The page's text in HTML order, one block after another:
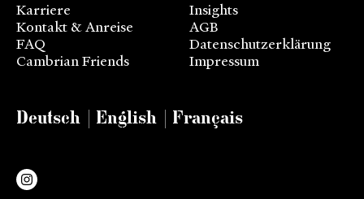
Karriere
Kontakt & Anreise
FAQ
Cambrian Friends
Insights
AGB
Datenschutzerklärung
Impressum
Deutsch English Français